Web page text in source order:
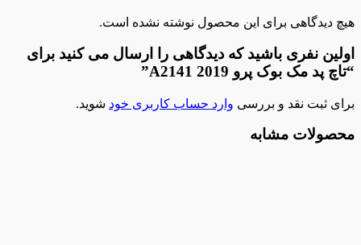
هیچ دیدگاهی برای این محصول نوشته نشده است.
اولین نفری باشید که دیدگاهی را ارسال می کنید برای
“تاچ پد مک بوک پرو A2141 2019”
برای ثبت نقد و بررسی وارد حساب کاربری خود شوید.
محصولات مشابه